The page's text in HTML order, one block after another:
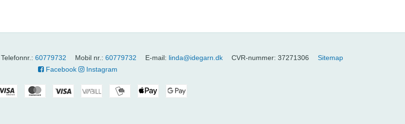
Telefonnr. : 60779732 Mobil nr. : 60779732 E-mail: linda@idegarn.dk CVR-nummer: 37271306
Sitemap
Facebook
Instagram